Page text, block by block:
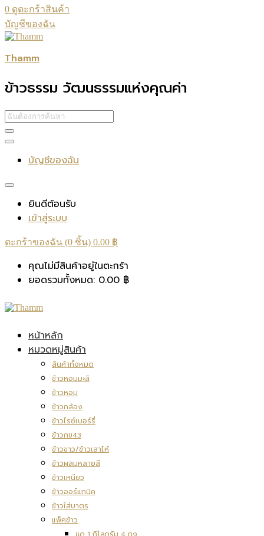
0 ดูตะกร้าสินค้า
บัญชีของฉัน
Thamm
ข้าวธรรม วัฒนธรรมแห่งคุณค่า
บัญชีของฉัน
ยินดีต้อนรับ
เข้าสู่ระบบ
ตะกร้าของฉัน (0 ชิ้น) 0.00 ฿
คุณไม่มีสินค้าอยู่ในตะกร้า
ยอดรวมทั้งหมด: 0.00 ฿
หน้าหลัก
หมวดหมู่สินค้า
สินค้าทั้งหมด
ข้าวหอมมะลิ
ข้าวหอม
ข้าวกล้อง
ข้าวไรซ์เบอร์รี่
ข้าวกข43
ข้าวขาว/ข้าวเสาไห้
ข้าวผสมหลายสี
ข้าวเหนียว
ข้าวออร์แกนิค
ข้าวใส่บาตร
แพ็คข้าว